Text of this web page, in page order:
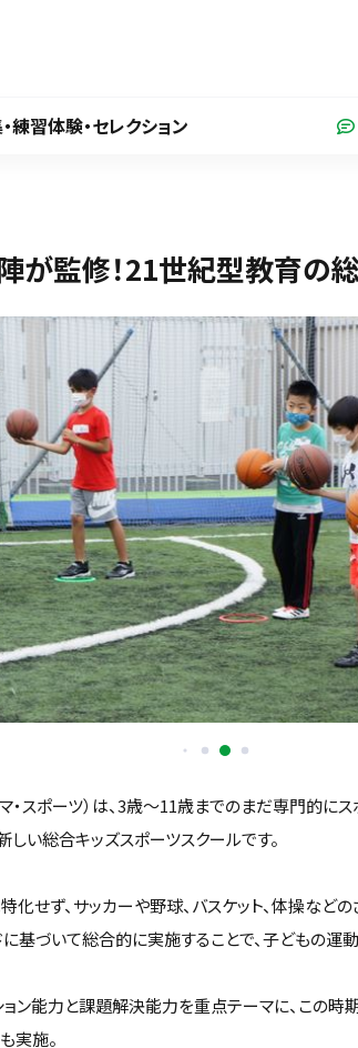
練習体験・セレクション
が監修！21世紀型教育の
スポーツ）は、3歳〜11歳までのまだ専門的に
しい総合キッズスポーツスクールです。
化せず、サッカーや野球、バスケット、体操など
に基づいて総合的に実施することで、子どもの運
ョン能力と課題解決能力を重点テーマに、この時
実施。